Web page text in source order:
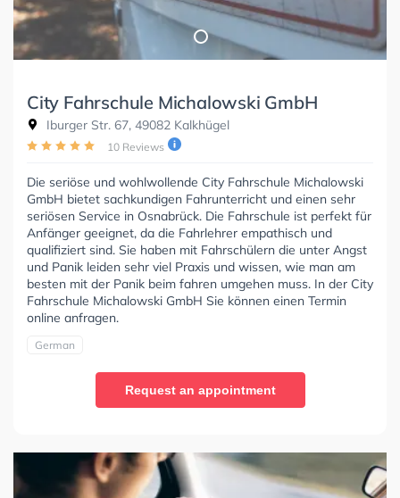
City Fahrschule Michalowski GmbH
Iburger Str. 67, 49082 Kalkhügel
10 Reviews
Die seriöse und wohlwollende City Fahrschule Michalowski
GmbH bietet sachkundigen Fahrunterricht und einen sehr
seriösen Service in Osnabrück. Die Fahrschule ist perfekt für
Anfänger geeignet, da die Fahrlehrer empathisch und
qualifiziert sind. Sie haben mit Fahrschülern die unter Angst
und Panik leiden sehr viel Praxis und wissen, wie man am
besten mit der Panik beim fahren umgehen muss. In der City
Fahrschule Michalowski GmbH Sie können einen Termin
online anfragen.
German
Request an appointment